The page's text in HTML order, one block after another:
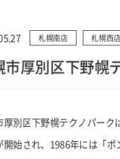
札幌南店 札幌西店
市厚別区下野幌
厚別区下野幌テクノパーク
開始され、1986年には「